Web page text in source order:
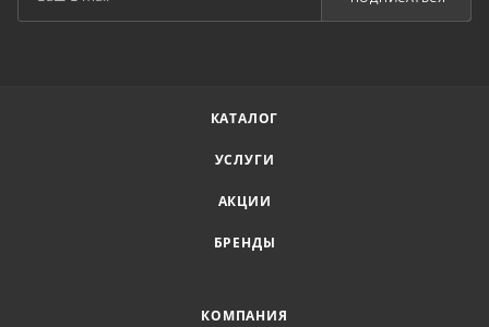
КАТАЛОГ
УСЛУГИ
АКЦИИ
БРЕНДЫ
КОМПАНИЯ